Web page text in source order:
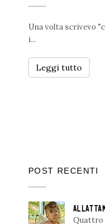
Una volta scrivevo
i...
Leggi tutto
POST RECENTI
Quattro